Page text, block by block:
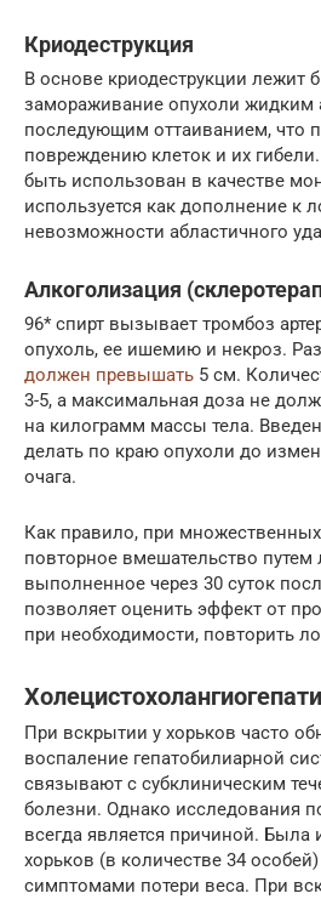
Криодеструкция
В основе криодеструкции лежит
замораживание опухоли жидким
последующим оттаиванием, что
повреждению клеток и их
быть использован в качестве
используется как дополнение к
невозможности абластичного
Алкоголизация
96* спирт вызывает тромбоз
опухоль, ее ишемию и некроз.
должен превышать 5 см.
3-5, а максимальная доза не
на килограмм массы тела.
делать по краю опухоли до
очага.
Как правило, при
повторное вмешательство путем
выполненное через 30 суток
позволяет оценить эффект от
при необходимости, повторить
При вскрытии у хорьков часто
воспаление гепатобилиарной
связывают с субклиническим
болезни. Однако исследования
всегда является причиной. Была
хорьков (в количестве 34
симптомами потери веса. При